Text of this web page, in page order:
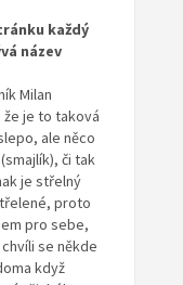
každý
název
Milan
je to taková
ale něco
či tak
je střelný
proto
pro sebe,
se někde
když